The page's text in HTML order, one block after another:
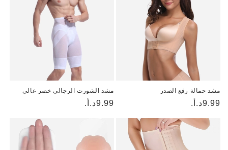
مشد حمالة رفع الصدر
السعر
9.99د.أ.
مشد الشورت الرجالي خصر عالي
السعر
9.99د.أ.